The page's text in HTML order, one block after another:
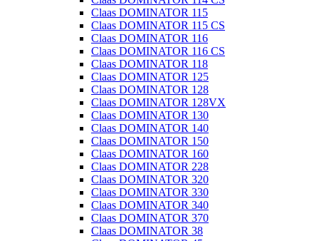
Claas DOMINATOR 115
Claas DOMINATOR 115 CS
Claas DOMINATOR 116
Claas DOMINATOR 116 CS
Claas DOMINATOR 118
Claas DOMINATOR 125
Claas DOMINATOR 128
Claas DOMINATOR 128VX
Claas DOMINATOR 130
Claas DOMINATOR 140
Claas DOMINATOR 150
Claas DOMINATOR 160
Claas DOMINATOR 228
Claas DOMINATOR 320
Claas DOMINATOR 330
Claas DOMINATOR 340
Claas DOMINATOR 370
Claas DOMINATOR 38